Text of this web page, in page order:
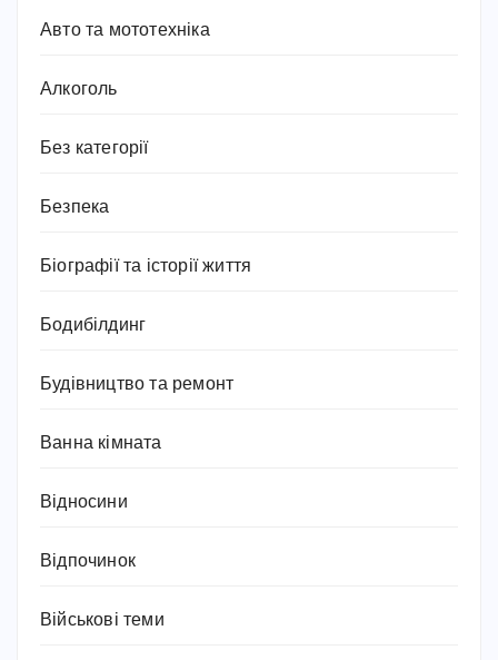
Авто та мототехніка
Алкоголь
Без категорії
Безпека
Біографії та історії життя
Бодибілдинг
Будівництво та ремонт
Ванна кімната
Відносини
Відпочинок
Військові теми